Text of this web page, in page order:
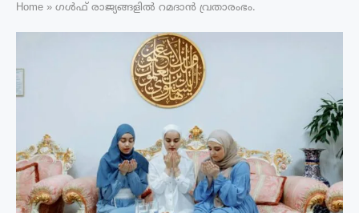
Home » ഗൾഫ് രാജ്യങ്ങളിൽ റമദാൻ വ്രതാരംഭം.